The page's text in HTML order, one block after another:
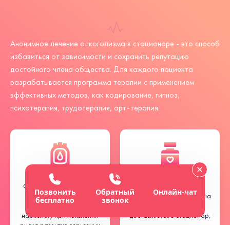
Анонимное лечение алкоголизма в стационаре - это способ
избавиться от зависимости и сохранить репутацию
достойного члена общества. Для каждого пациента
разрабатывается программа терапии с применением
эффективных методов, как кодирование, гипноз,
психотерапия, трудотерапия, арт-терапия.
Статистически пациенты
обращаются к
наркологу при появлении
показанные процедуры на
доставляется в стационар;
Позвонить
бесплатно
Обратный
звонок
Онлайн-чат